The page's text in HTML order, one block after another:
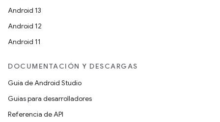
Android 13
Android 12
Android 11
DOCUMENTACIÓN Y DESCARGAS
Guía de Android Studio
Guías para desarrolladores
Referencia de API